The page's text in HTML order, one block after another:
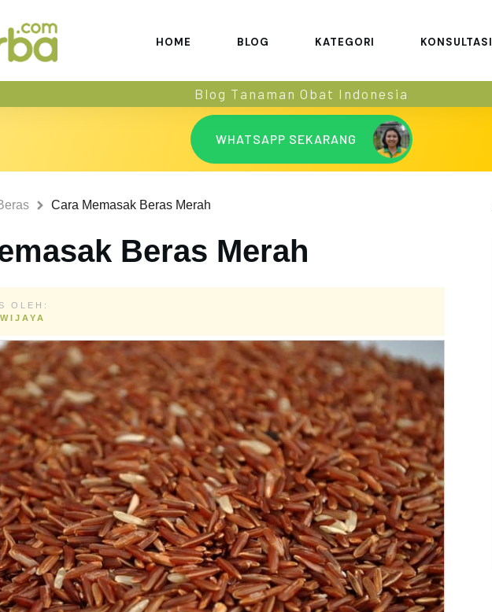
HOME BLOG KATEGORI KONSULTASI
Blog Tanaman Obat Indonesia
WHATSAPP SEKARANG
Cara Memasak Beras Merah
Beras Merah
OLEH: